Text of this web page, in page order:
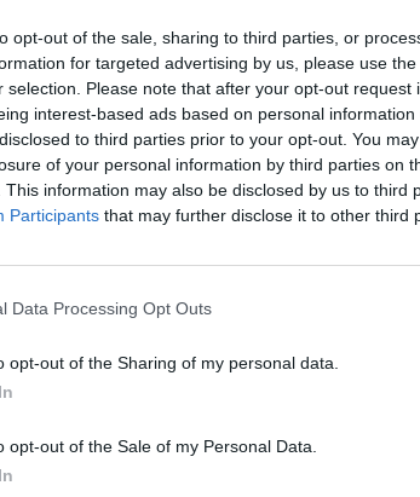
opt-out of the sale, sharing to third parties, or
for targeted advertising by us, please use
selection. Please note that after your opt-out request
interest-based ads based on personal
to third parties prior to your opt-out. You
of your personal information by third parties on
This information may also be disclosed by us to third
Participants that may further disclose it to other third
Data Processing Opt Outs
opt-out of the Sharing of my personal data.
opt-out of the Sale of my Personal Data.
άνδρας κατήγγειλε ότι
άνδρα ενώ βρισκόταν σε δημόσιο
του συμβάντος στο Κέντρο Άμεσης
έσπευσαν στο σημείο και ξεκίνησαν
περιοχή για τον εντοπισμό του
στις διωκτικές αρχές από
απασχολήσει επανειλημμένα για
κυρίως σε βάρος γυναικών, ενώ
φυλακή.